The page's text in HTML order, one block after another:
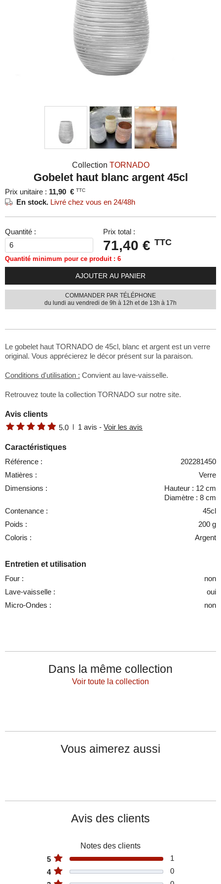
Collection TORNADO
Gobelet haut blanc argent 45cl
Prix unitaire : 11,90 € TTC
En stock. Livré chez vous en 24/48h
Quantité : Prix total :
71,40 € TTC
Quantité minimum pour ce produit : 6
AJOUTER AU PANIER
COMMANDER PAR TÉLÉPHONE
du lundi au vendredi de 9h à 12h et de 13h à 17h
Le gobelet haut TORNADO de 45cl, blanc et argent est un verre
original. Vous apprécierez le décor présent sur la paraison.
Conditions d'utilisation : Convient au lave-vaisselle.
Retrouvez toute la collection TORNADO sur notre site.
Avis clients
5.0
1 avis -Voir les avis
Caractéristiques
Référence :
202281450
Matières :
Verre
Dimensions :
Hauteur : 12 cm
Diamètre : 8 cm
Contenance :
45cl
Poids :
200 g
Coloris :
Argent
Entretien et utilisation
Four :
non
Lave-vaisselle :
oui
Micro-Ondes :
non
Dans la même collection
Voir toute la collection
11,90 €
Vous aimerez aussi
Avis des clients
Notes des clients
5
1
4
0